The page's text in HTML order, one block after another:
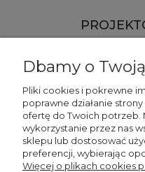
Dbamy o
Pliki cookies i pokrewne
poprawne działanie
ofertę do Twoich potrzeb.
wykorzystanie przez nas
sklepu lub dostosować
preferencji, wybierając
Więcej o plikach cookies